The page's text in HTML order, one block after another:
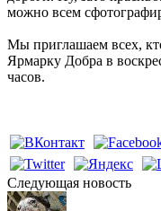
можно всем
Мы приглашаем всех,
Ярмарку Добра в
часов.
Cледующая новость